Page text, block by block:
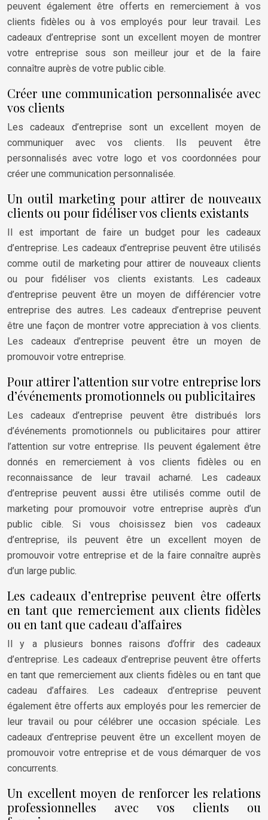
peuvent également être offerts en remerciement à vos
clients fidèles ou à vos employés pour leur travail. Les
cadeaux d’entreprise sont un excellent moyen de montrer
votre entreprise sous son meilleur jour et de la faire
connaître auprès de votre public cible.
Créer une communication personnalisée avec
vos clients
Les cadeaux d’entreprise sont un excellent moyen de
communiquer avec vos clients. Ils peuvent être
personnalisés avec votre logo et vos coordonnées pour
créer une communication personnalisée.
Un outil marketing pour attirer de nouveaux
clients ou pour fidéliser vos clients existants
Il est important de faire un budget pour les cadeaux
d’entreprise. Les cadeaux d’entreprise peuvent être utilisés
comme outil de marketing pour attirer de nouveaux clients
ou pour fidéliser vos clients existants. Les cadeaux
d’entreprise peuvent être un moyen de différencier votre
entreprise des autres. Les cadeaux d’entreprise peuvent
être une façon de montrer votre appreciation à vos clients.
Les cadeaux d’entreprise peuvent être un moyen de
promouvoir votre entreprise.
Pour attirer l’attention sur votre entreprise lors
d’événements promotionnels ou publicitaires
Les cadeaux d’entreprise peuvent être distribués lors
d’événements promotionnels ou publicitaires pour attirer
l’attention sur votre entreprise. Ils peuvent également être
donnés en remerciement à vos clients fidèles ou en
reconnaissance de leur travail acharné. Les cadeaux
d’entreprise peuvent aussi être utilisés comme outil de
marketing pour promouvoir votre entreprise auprès d’un
public cible. Si vous choisissez bien vos cadeaux
d’entreprise, ils peuvent être un excellent moyen de
promouvoir votre entreprise et de la faire connaître auprès
d’un large public.
Les cadeaux d’entreprise peuvent être offerts
en tant que remerciement aux clients fidèles
ou en tant que cadeau d’affaires
Il y a plusieurs bonnes raisons d’offrir des cadeaux
d’entreprise. Les cadeaux d’entreprise peuvent être offerts
en tant que remerciement aux clients fidèles ou en tant que
cadeau d’affaires. Les cadeaux d’entreprise peuvent
également être offerts aux employés pour les remercier de
leur travail ou pour célébrer une occasion spéciale. Les
cadeaux d’entreprise peuvent être un excellent moyen de
promouvoir votre entreprise et de vous démarquer de vos
concurrents.
Un excellent moyen de renforcer les relations
professionnelles avec vos clients ou